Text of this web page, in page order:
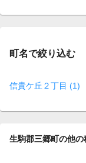
page
町名で絞り込む
信貴ケ丘２丁目 (1)
生駒郡三郷町の他